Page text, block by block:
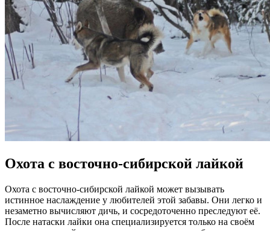
Охота с восточно-сибирской лайкой
Охота с восточно-сибирской лайкой может вызывать
истинное наслаждение у любителей этой забавы. Они легко и
незаметно вычисляют дичь, и сосредоточенно преследуют её.
После натаски лайки она специализируется только на своём